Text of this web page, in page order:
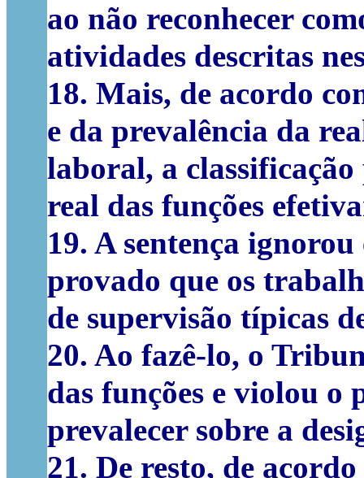
ao não reconhecer
atividades descritas
18. Mais, de acordo
e da prevalência da
laboral, a
real das funções
19. A sentença
provado que os
de supervisão típicas
20. Ao fazê-lo, o
das funções e violou o
prevalecer sobre a
21. De resto, de